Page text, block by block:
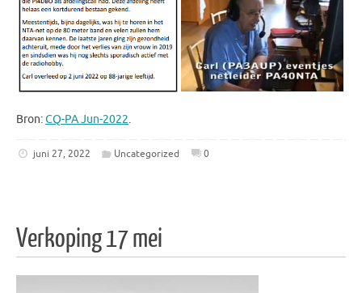
Bron:CQ-PA Jun-2022.
juni 27, 2022 Uncategorized 0
Verkoping 17 mei